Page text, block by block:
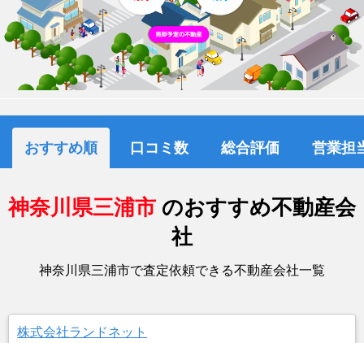
おすすめ順 口コミ数 総合評価 営業担
神奈川県三浦市 のおすすめ不動産会
社
神奈川県三浦市で査定依頼できる不動産会社一覧
株式会社ランドネット